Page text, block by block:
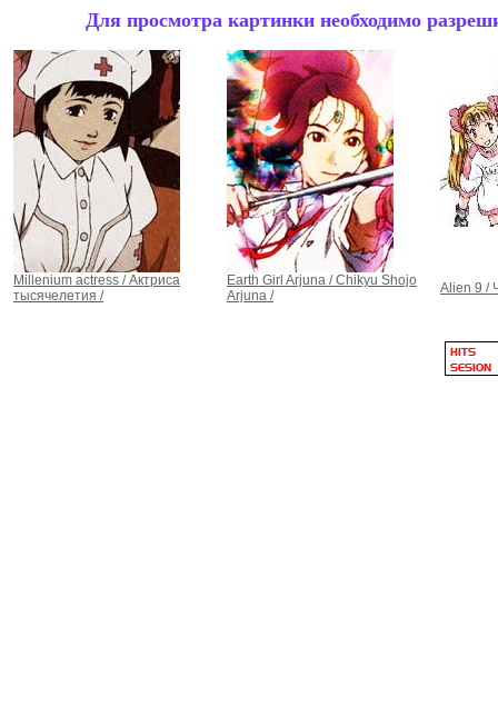
Для просмотра картинки необходимо
Millenium actress / Актриса
тысячелетия /
Earth Girl Arjuna / Chikyu Shojo
Arjuna /
Alien 9 /